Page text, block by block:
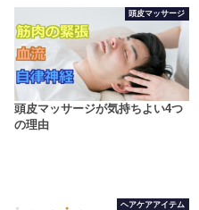
頭皮マッサージ
頭皮マッサージが気持ちよい4つ
の理由
ヘアケアアイテム